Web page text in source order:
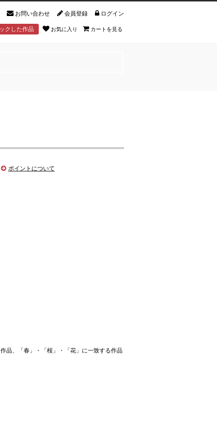
お問い合わせ 会員登録 ログイン
クした作品 お気に入り カートを見る
ポイントについて
品、「春」・「桜」・「花」に一致する作品